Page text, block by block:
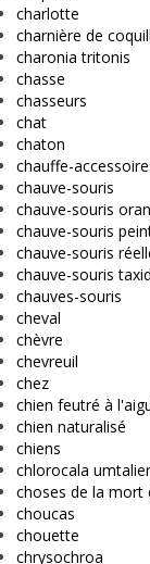
charlotte
charnière de
charonia tritonis
chasse
chasseurs
chat
chaton
chauffe-
chauve-souris
chauve-souris
chauve-souris
chauve-souris
chauve-souris
chauves-souris
cheval
chèvre
chevreuil
chez
chien feutré à
chien naturalisé
chiens
chlorocala
choses de la mort
choucas
chouette
chrysochroa